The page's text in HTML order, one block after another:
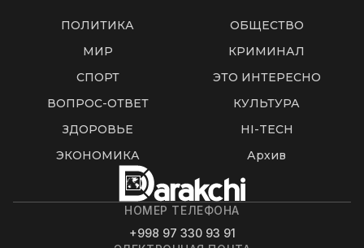
ПОЛИТИКА
ОБЩЕСТВО
МИР
КРИМИНАЛ
СПОРТ
ЭТО ИНТЕРЕСНО
ВОПРОС-ОТВЕТ
КУЛЬТУРА
ЗДОРОВЬЕ
HI-TECH
ЭКОНОМИКА
Архив
НОМЕР ТЕЛЕФОНА
+998 97 330 93 91